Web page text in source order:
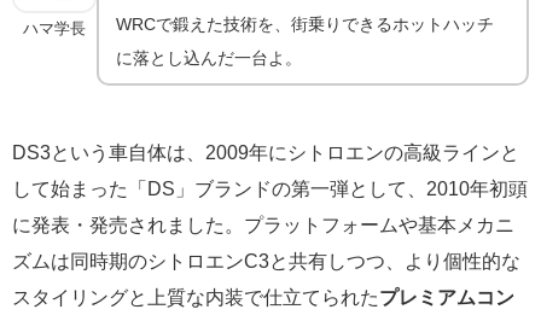
ハマ学長
WRCで鍛えた技術を、街乗りできるホットハッチ
に落とし込んだ一台よ。
DS3という車自体は、2009年にシトロエンの高級ラインと
して始まった「DS」ブランドの第一弾として、2010年初頭
に発表・発売されました。プラットフォームや基本メカニ
ズムは同時期のシトロエンC3と共有しつつ、より個性的な
スタイリングと上質な内装で仕立てられたプレミアムコン